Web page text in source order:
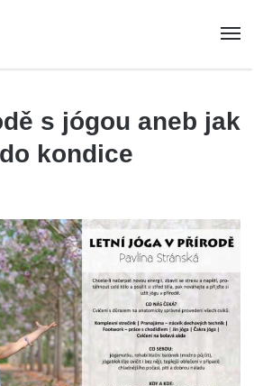
s jógou aneb jak
kondice